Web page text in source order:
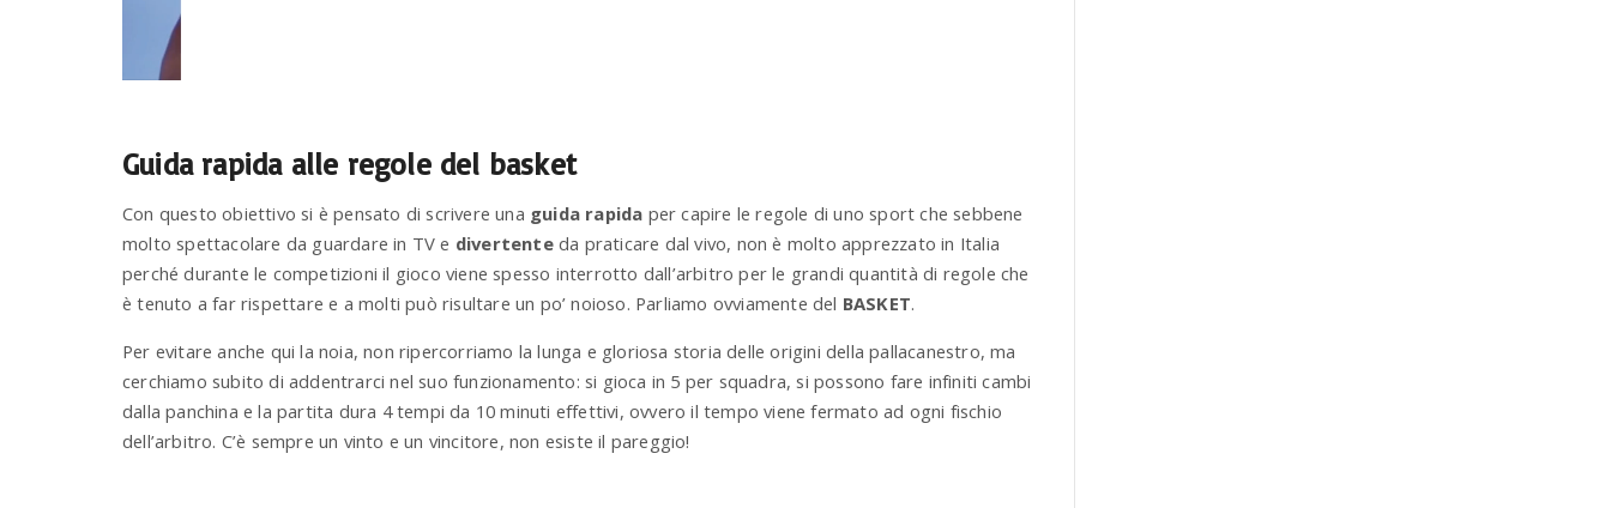
Guida rapida alle regole del basket
Con questo obiettivo si è pensato di scrivere una guida rapida per capire le regole di uno sport che sebbene
molto spettacolare da guardare in TV e divertenteda praticare dal vivo, non è molto apprezzato in Italia
perché durante le competizioni il gioco viene spesso interrotto dall’arbitro per le grandi quantità di regole che
è tenuto a far rispettare e a molti può risultare un po’ noioso. Parliamo ovviamente del BASKET.
Per evitare anche qui la noia, non ripercorriamo la lunga e gloriosa storia delle origini della pallacanestro, ma
cerchiamo subito di addentrarci nel suo funzionamento: si gioca in 5 per squadra, si possono fare infiniti cambi
dalla panchina e la partita dura 4 tempi da 10 minuti effettivi, ovvero il tempo viene fermato ad ogni fischio
dell’arbitro. C’è sempre un vinto e un vincitore, non esiste il pareggio!